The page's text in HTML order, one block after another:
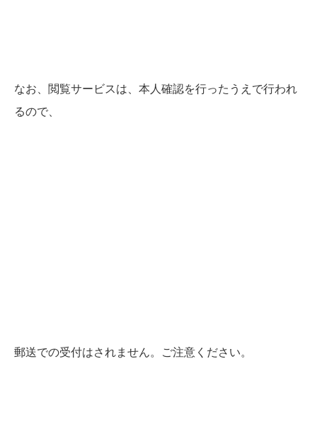
なお、閲覧サービスは、本人確認を行ったうえで行われ
るので、
郵送での受付はされません。ご注意ください。